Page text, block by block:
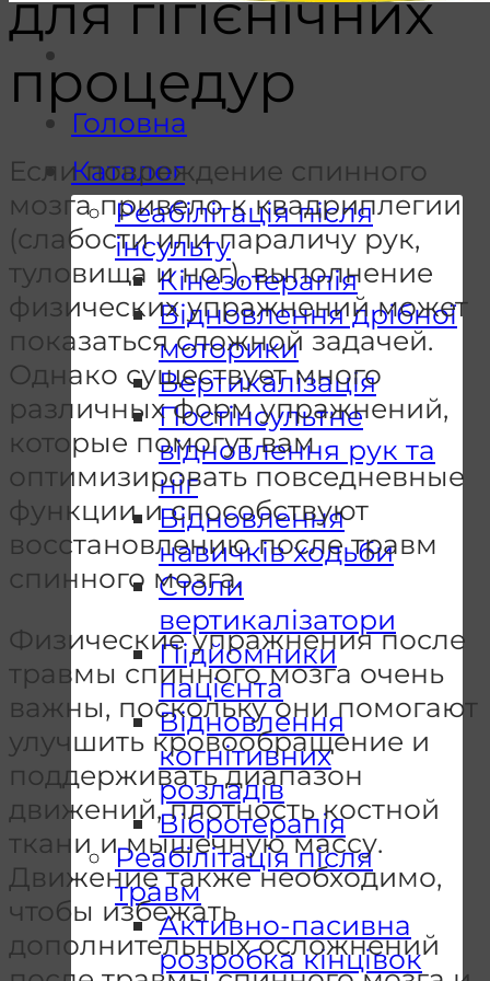
Головна
Каталог
Реабілітація після
інсульту
Кінезотерапія
Відновлення дрібної
моторики
Вертикалізація
Постінсультне
відновлення рук та
ніг
Відновлення
навичків ходьби
Столи
вертикалізатори
Підйомники
пацієнта
Відновлення
когнітивних
розладів
Вібротерапія
Реабілітація після
травм
Активно-пасивна
розробка кінцівок
для гігієнічних
процедур
Если повреждение спинного
мозга привело к квадриплегии
(слабости или параличу рук,
туловища и ног), выполнение
физических упражнений может
показаться сложной задачей.
Однако существует много
различных форм упражнений,
которые помогут вам
оптимизировать повседневные
функции и способствуют
восстановлению после травм
спинного мозга.
Физические упражнения после
травмы спинного мозга очень
важны, поскольку они помогают
улучшить кровообращение и
поддерживать диапазон
движений, плотность костной
ткани и мышечную массу.
Движение также необходимо,
чтобы избежать
дополнительных осложнений